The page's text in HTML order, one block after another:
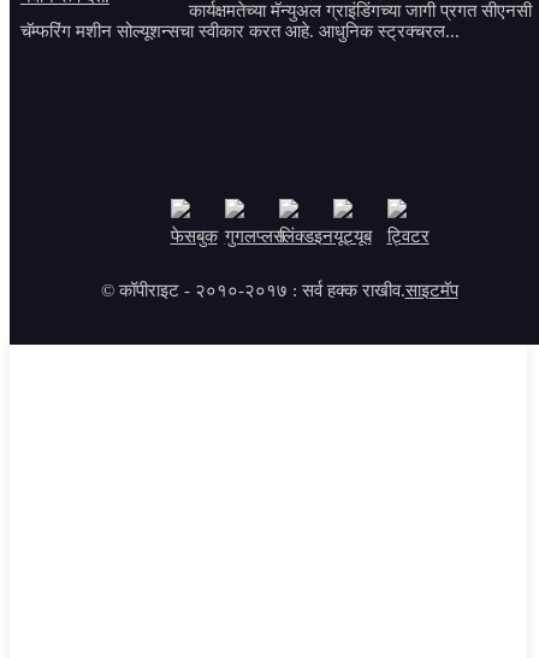
कार्यक्षमतेच्या मॅन्युअल ग्राइंडिंगच्या जागी प्रगत सीएनसी
चॅम्फरिंग मशीन सोल्यूशन्सचा स्वीकार करत आहे. आधुनिक स्ट्रक्चरल...
© कॉपीराइट - २०१०-२०१७ : सर्व हक्क राखीव.साइटमॅप